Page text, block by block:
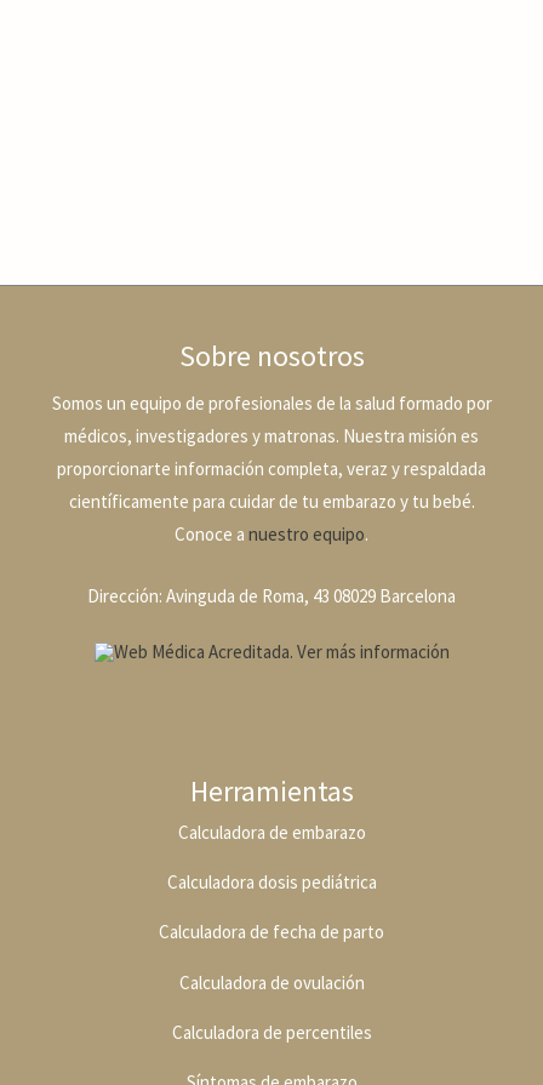
Sobre nosotros
Somos un equipo de profesionales de la salud formado por
médicos, investigadores y matronas. Nuestra misión es
proporcionarte información completa, veraz y respaldada
científicamente para cuidar de tu embarazo y tu bebé.
Conoce a nuestro equipo.
Dirección: Avinguda de Roma, 43 08029 Barcelona
Herramientas
Calculadora de embarazo
Calculadora dosis pediátrica
Calculadora de fecha de parto
Calculadora de ovulación
Calculadora de percentiles